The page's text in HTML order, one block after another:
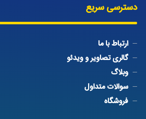
دسترسی سریع
ارتباط با ما
گالری تصاویر و ویدئو
وبلاگ
سوالات متداول
فروشگاه